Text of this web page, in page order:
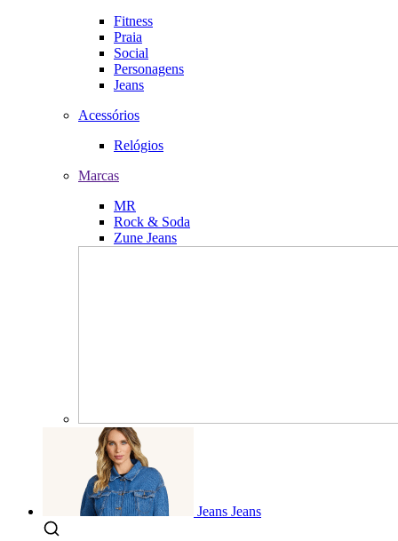
Fitness
Praia
Social
Personagens
Jeans
Acessórios
Relógios
Marcas
MR
Rock & Soda
Zune Jeans
Jeans Jeans